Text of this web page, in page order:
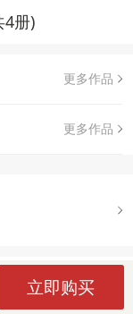
4册)
更多作品
更多作品
立即购买